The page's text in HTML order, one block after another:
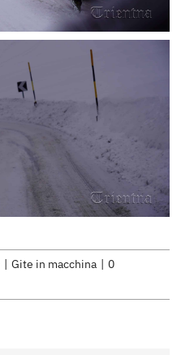
Gite in macchina
0